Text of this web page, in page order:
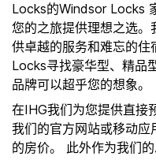
Locks的Windsor Locks
您的之旅提供理想之选。
供卓越的服务和难忘的
Locks寻找豪华型、精品
品牌可以超乎您的想象。
在IHG我们为您提供直接
我们的官方网站或移动应
的房价。 此外作为我们